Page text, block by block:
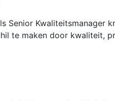
Senior Kwaliteitsmanager
te maken door kwaliteit,